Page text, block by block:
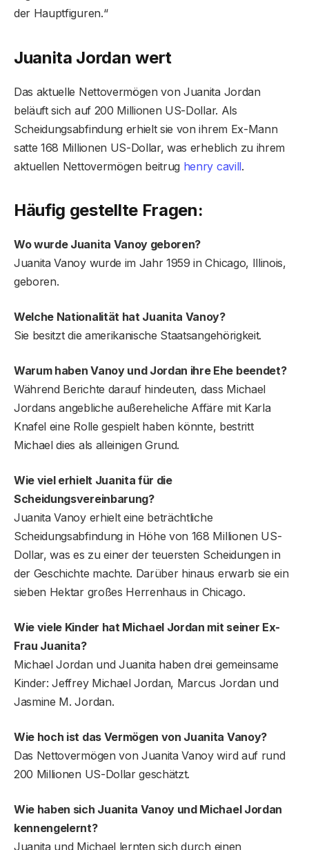
der Hauptfiguren.“
Juanita Jordan wert
Das aktuelle Nettovermögen von Juanita Jordan
beläuft sich auf 200 Millionen US-Dollar. Als
Scheidungsabfindung erhielt sie von ihrem Ex-Mann
satte 168 Millionen US-Dollar, was erheblich zu ihrem
aktuellen Nettovermögen beitrug henry cavill.
Häufig gestellte Fragen:
Wo wurde Juanita Vanoy geboren?
Juanita Vanoy wurde im Jahr 1959 in Chicago, Illinois,
geboren.
Welche Nationalität hat Juanita Vanoy?
Sie besitzt die amerikanische Staatsangehörigkeit.
Warum haben Vanoy und Jordan ihre Ehe beendet?
Während Berichte darauf hindeuten, dass Michael
Jordans angebliche außereheliche Affäre mit Karla
Knafel eine Rolle gespielt haben könnte, bestritt
Michael dies als alleinigen Grund.
Wie viel erhielt Juanita für die
Scheidungsvereinbarung?
Juanita Vanoy erhielt eine beträchtliche
Scheidungsabfindung in Höhe von 168 Millionen US-
Dollar, was es zu einer der teuersten Scheidungen in
der Geschichte machte. Darüber hinaus erwarb sie ein
sieben Hektar großes Herrenhaus in Chicago.
Wie viele Kinder hat Michael Jordan mit seiner Ex-
Frau Juanita?
Michael Jordan und Juanita haben drei gemeinsame
Kinder: Jeffrey Michael Jordan, Marcus Jordan und
Jasmine M. Jordan.
Wie hoch ist das Vermögen von Juanita Vanoy?
Das Nettovermögen von Juanita Vanoy wird auf rund
200 Millionen US-Dollar geschätzt.
Wie haben sich Juanita Vanoy und Michael Jordan
kennengelernt?
Juanita und Michael lernten sich durch einen